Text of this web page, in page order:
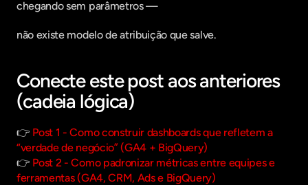
chegando sem parâmetros —
não existe modelo de atribuição que salve.
Conecte este post aos anteriores
(cadeia lógica)
👉 Post 1 - Como construir dashboards que refletem a
“verdade de negócio” (GA4 + BigQuery)
👉 Post 2 - Como padronizar métricas entre equipes e
ferramentas (GA4, CRM, Ads e BigQuery)